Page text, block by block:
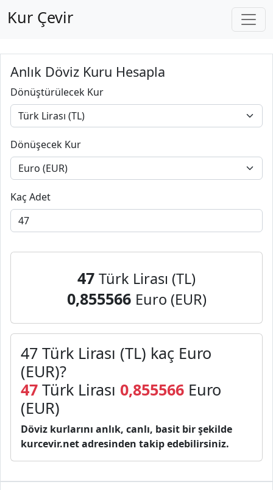
Kur Çevir
Anlık Döviz Kuru Hesapla
Dönüştürülecek Kur
Dönüşecek Kur
Kaç Adet
47 Türk Lirası (TL)
0,855566 Euro (EUR)
47 Türk Lirası (TL) kaç Euro
(EUR)?
47 Türk Lirası 0,855566 Euro
(EUR)
Döviz kurlarını anlık, canlı, basit bir şekilde
kurcevir.net adresinden takip edebilirsiniz.